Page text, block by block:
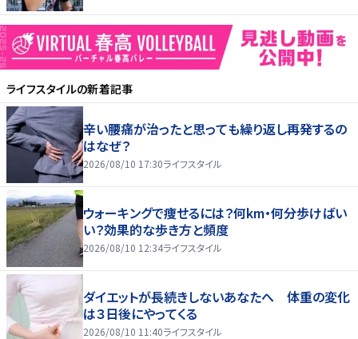
ライフスタイルの新着記事
辛い腰痛が治ったと思っても繰り返し再発するの
はなぜ？
2026/08/10 17:30ライフスタイル
ウォーキングで痩せるには？何km・何分歩けばい
い？効果的な歩き方と頻度
2026/08/10 12:34ライフスタイル
ダイエットが長続きしないあなたへ 体重の変化
は３日後にやってくる
2026/08/10 11:40ライフスタイル